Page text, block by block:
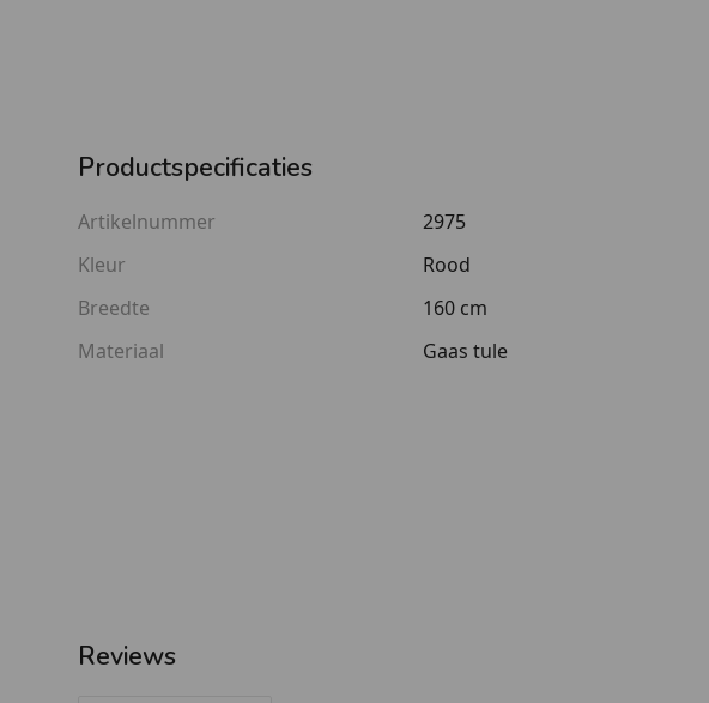
Productspecificaties
Artikelnummer
2975
Kleur
Rood
Breedte
160 cm
Materiaal
Gaas tule
Reviews